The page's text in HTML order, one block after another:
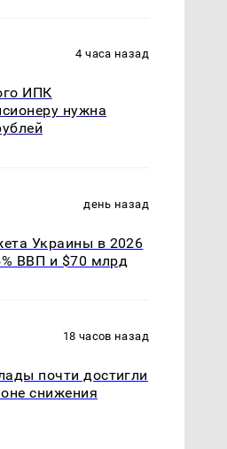
4 часа назад
ИПК
нужна
день назад
Украины в 2026
ВВП и $70 млрд
18 часов назад
почти достигли
снижения